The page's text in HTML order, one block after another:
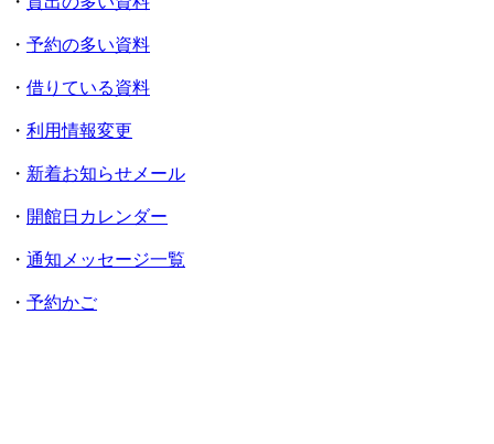
・ 予約の多い資料
・ 借りている資料
・ 利用情報変更
・ 新着お知らせメール
・ 開館日カレンダー
・ 通知メッセージ一覧
・ 予約かご